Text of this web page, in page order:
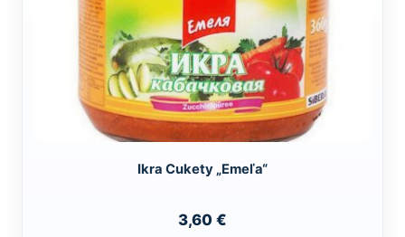
Ikra Cukety „Emeľa“
3,60 €